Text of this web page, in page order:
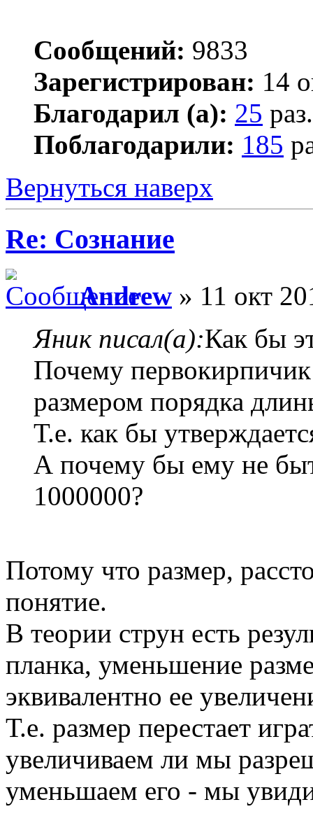
Сообщений: 9833
Зарегистрирован: 14
Благодарил (а): 25 раз.
Поблагодарили: 185
Вернуться наверх
Re: Сознание
Andrew » 11 окт
Яник писал(а):Как бы
Почему
размером порядка
Т.е. как бы
А почему бы ему не
1000000?
Потому что размер,
понятие.
В теории струн есть
планка, уменьшение
эквивалентно ее
Т.е. размер перестает
увеличиваем ли мы
уменьшаем его - мы